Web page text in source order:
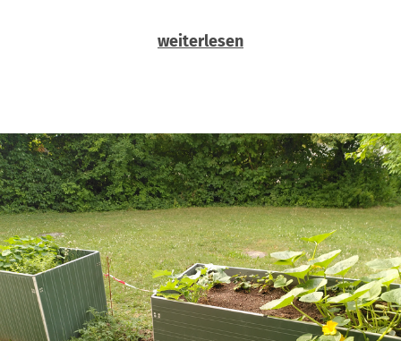
weiterlesen